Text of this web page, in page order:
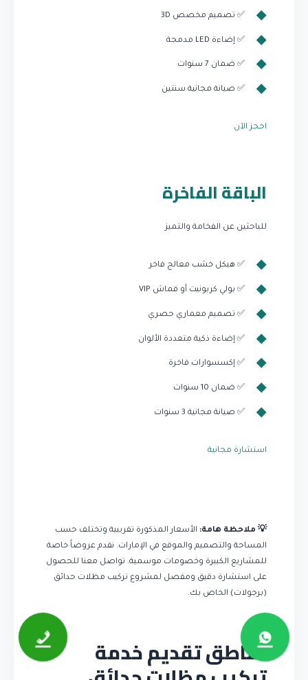
✅ تصميم مخصص 3D
✅ إضاءة LED مدمجة
✅ ضمان 7 سنوات
✅ صيانة مجانية سنتين
احجز الآن
الباقة الفاخرة
للباحثين عن الفخامة والتميز
✅ هيكل خشب معالج فاخر
✅ بولي كربونيت أو قماش VIP
✅ تصميم معماري حصري
✅ إضاءة ذكية متعددة الألوان
✅ إكسسوارات فاخرة
✅ ضمان 10 سنوات
✅ صيانة مجانية 3 سنوات
استشارة مجانية
💡 ملاحظة هامة: الأسعار المذكورة تقريبية وتختلف حسب
المساحة والتصميم والموقع في الإمارات. نقدم عروضاً خاصة
للمشاريع الكبيرة وخصومات موسمية. تواصل معنا للحصول
على استشارة دقيق ومفصل لمشروع تركيب مظلات حدائق
(برجولات) الخاص بك.
مناطق تقديم خدمة